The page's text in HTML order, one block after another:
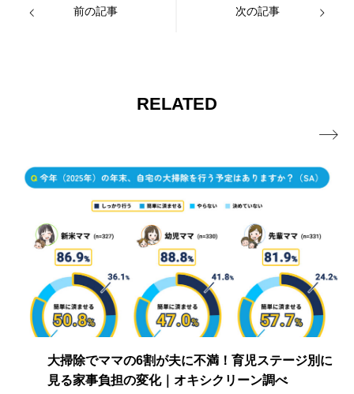
前の記事 次の記事
RELATED
大掃除でママの6割が夫に不満！育児ステージ別に
見る家事負担の変化｜オキシクリーン調べ
